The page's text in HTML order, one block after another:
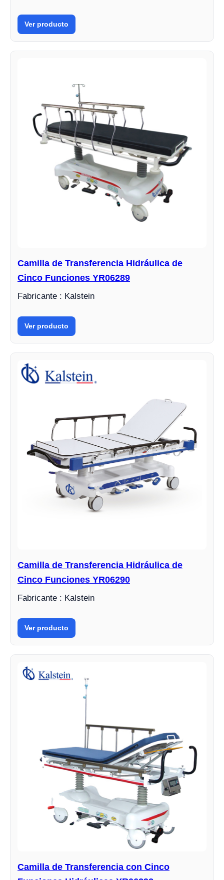
Ver producto
Camilla de Transferencia Hidráulica de
Cinco Funciones YR06289
Fabricante : Kalstein
Ver producto
Camilla de Transferencia Hidráulica de
Cinco Funciones YR06290
Fabricante : Kalstein
Ver producto
Camilla de Transferencia con Cinco